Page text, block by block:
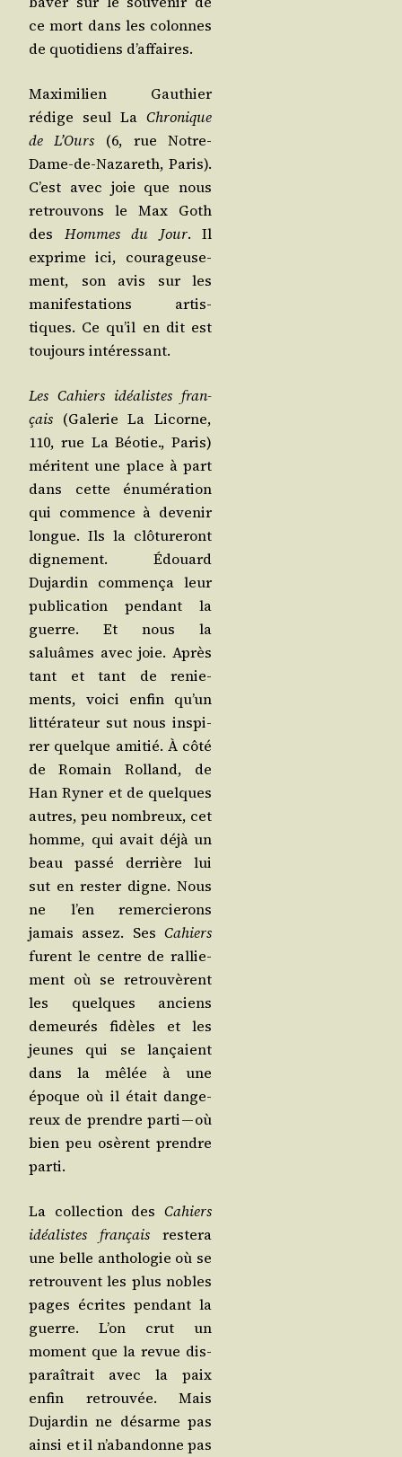
ce mort dans les colonnes
de quo­ti­diens d’affaires.
Maxi­mi­lien Gau­thier
rédige seul La Chro­nique
de L’Ours (6, rue Notre-
Dame-de-Naza­reth, Paris).
C’est avec joie que nous
retrou­vons le Max Goth
des Hommes du Jour. Il
exprime ici, cou­ra­geu­se­
ment, son avis sur les
mani­fes­ta­tions artis­
tiques. Ce qu’il en dit est
tou­jours intéressant.
Les Cahiers idéa­listes fran­
çais (Gale­rie La Licorne,
110, rue La Béo­tie., Paris)
méritent une place à part
dans cette énu­mé­ra­tion
qui com­mence à deve­nir
longue. Ils la clô­tu­re­ront
digne­ment. Édouard
Dujar­din com­men­ça leur
publi­ca­tion pen­dant la
guerre. Et nous la
saluâmes avec joie. Après
tant et tant de renie­
ments, voi­ci enfin qu’un
lit­té­ra­teur sut nous ins­pi­
rer quelque ami­tié. À côté
de Romain Rol­land, de
Han Ryner et de quelques
autres, peu nom­breux, cet
homme, qui avait déjà un
beau pas­sé der­rière lui
sut en res­ter digne. Nous
ne l’en remer­cie­rons
jamais assez. Ses Cahiers
furent le centre de ral­lie­
ment où se retrou­vèrent
les quelques anciens
demeu­rés fidèles et les
jeunes qui se lan­çaient
dans la mêlée à une
époque où il était dan­ge­
reux de prendre par­ti — où
bien peu osèrent prendre
parti.
La col­lec­tion des Cahiers
idéa­listes fran­çais res­te­ra
une belle antho­lo­gie où se
retrouvent les plus nobles
pages écrites pen­dant la
guerre. L’on crut un
moment que la revue dis­
pa­raî­trait avec la paix
enfin retrou­vée. Mais
Dujar­din ne désarme pas
ain­si et il n’a­ban­donne pas